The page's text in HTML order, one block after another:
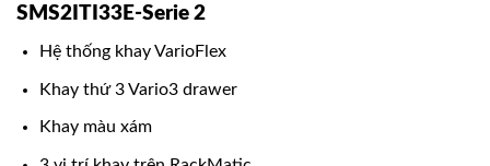
SMS2ITI33E-Serie 2
Hệ thống khay VarioFlex
Khay thứ 3 Vario3 drawer
Khay màu xám